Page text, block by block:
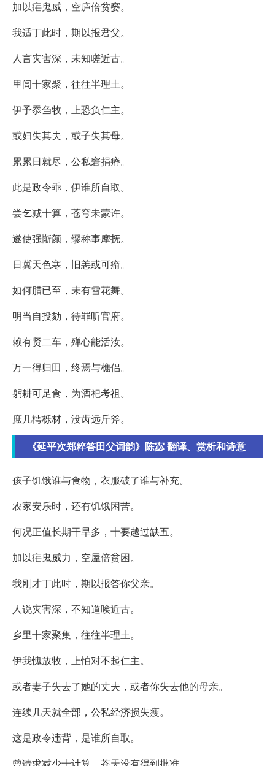
加以疟鬼威，空庐倍贫窭。
我适丁此时，期以报君父。
人言灾害深，未知嗟近古。
里闾十家聚，往往半理土。
伊予忝刍牧，上恐负仁主。
或妇失其夫，或子失其母。
累累日就尽，公私窘捐瘠。
此是政令乖，伊谁所自取。
尝乞减十算，苍穹未蒙许。
遂使强惭颜，缪称事摩抚。
日冀天色寒，旧恙或可瘉。
如何腊已至，未有雪花舞。
明当自投劾，待罪听官府。
赖有贤二车，殚心能活汝。
万一得归田，终焉与樵侣。
躬耕可足食，为酒祀考祖。
庶几樗栎材，没齿远斤斧。
《延平次郑粹答田父词韵》陈宓 翻译、赏析和诗意
孩子饥饿谁与食物，衣服破了谁与补充。
农家安乐时，还有饥饿困苦。
何况正值长期干旱多，十要越过缺五。
加以疟鬼威力，空屋倍贫困。
我刚才丁此时，期以报答你父亲。
人说灾害深，不知道唉近古。
乡里十家聚集，往往半理土。
伊我愧放牧，上怕对不起仁主。
或者妻子失去了她的丈夫，或者你失去他的母亲。
连续几天就全部，公私经济损失瘦。
这是政令违背，是谁所自取。